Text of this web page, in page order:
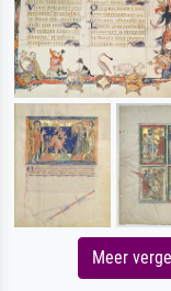
Meer